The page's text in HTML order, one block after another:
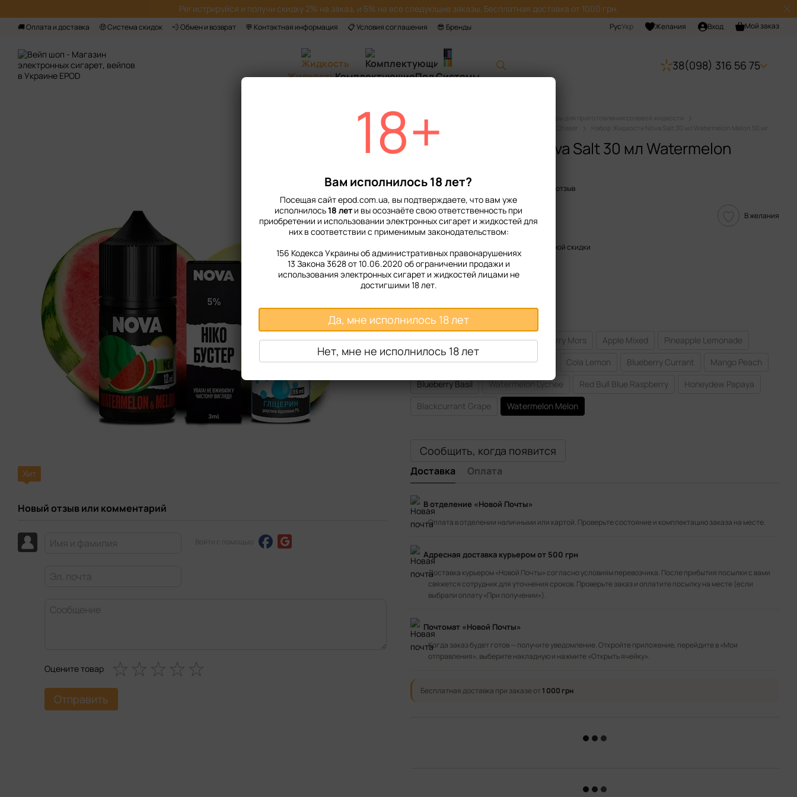
Регистрируйся‌ и получи скидку 2% на заказ, и 5% на все следующие заказы. Бесплатная доставка от 1000 грн.
🚚 Оплата и доставка 🤑 Система скидок 💨 Обмен и возврат 💬 Контактная информация 📋 Условия соглашения 😎 Бренды РусУкр Желания Вход Мой заказ
ЖидкостьКомплектующиеПод Системы
38(098) 316 56 75
Хит
Новый отзыв или комментарий
Войти с помощью
Оцените товар
Отправить
Главная
Наборы для приготовления солевой жидкости
Наборы для приготовления солевой жидкости Chaser
Набор Жидкости Nova Salt 30 мл Watermelon Melon 50 мг
Набор Жидкости Nova Salt 30 мл Watermelon
Нет в наличии Артикул: 4015 Оставить отзыв
239 грн В желания
для отображения накопительной скидки
Крепость
50 мг
Вкус жидкости
Spearmint Berry Mint Cranberry Mors Apple Mixed
Pineapple Lemonade
Double Raspberry
Double Grape Cola Lemon Blueberry Currant
Mango Peach
Blueberry Basil
Watermelon Lychee Red Bull Blue Raspberry
Honeydew Papaya
Blackcurrant Grape
Watermelon Melon
Сообщить, когда появится
Доставка Оплата
В отделение «Новой Почты»
Оплата в отделении наличными или картой. Проверьте состояние и комплектацию заказа на месте.
Адресная доставка курьеромот 500 грн
Доставка курьером «Новой Почты» согласно условиям перевозчика. После прибытия посылки с вами
свяжется сотрудник для уточнения сроков. Проверьте заказ и оплатите посылку на месте (если
выбрали оплату «При получении»).
Почтомат «Новой Почты»
Когда заказ будет готов — получите уведомление. Откройте приложение, перейдите в «Мои
отправления», выберите накладную и нажмите «Открыть ячейку».
Бесплатная доставка при заказе от 1 000 грн
18+
Вам исполнилось 18 лет?
Посещая сайт epod.com.ua, вы подтверждаете, что вам уже
исполнилось18 лет и вы осознаёте свою ответственность при
приобретении и использовании электронных сигарет и жидкостей для
них в соответствии с применимым законодательством:
156 Кодекса Украины об административных правонарушениях
13 Закона 3628 от 10.06.2020 об ограничении продажи и
использования электронных сигарет и жидкостей лицами не
достигшими 18 лет.
Да, мне исполнилось 18 лет
Нет, мне не исполнилось 18 лет